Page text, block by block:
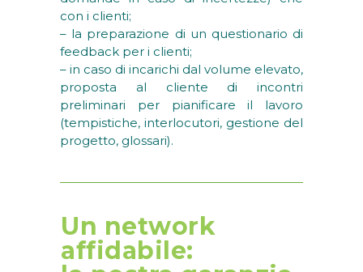
con i clienti;
– la preparazione di un questionario di
feedback per i clienti;
– in caso di incarichi dal volume elevato,
proposta al cliente di incontri
preliminari per pianificare il lavoro
(tempistiche, interlocutori, gestione del
progetto, glossari).
Un network
affidabile: